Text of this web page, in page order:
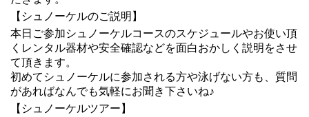
【シュノーケルのご説明】
本日ご参加シュノーケルコースのスケジュールやお使い頂
くレンタル器材や安全確認などを面白おかしく説明をさせ
て頂きます。
初めてシュノーケルに参加される方や泳げない方も、質問
があればなんでも気軽にお聞き下さいね♪
【シュノーケルツアー】